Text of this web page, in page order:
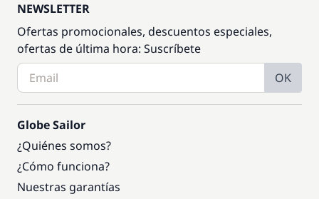
NEWSLETTER
Ofertas promocionales, descuentos especiales,
ofertas de última hora: Suscríbete
OK
Globe Sailor
¿Quiénes somos?
¿Cómo funciona?
Nuestras garantías